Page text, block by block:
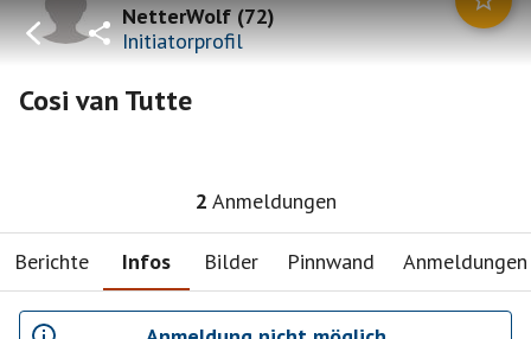
NetterWolf(72)
Initiatorprofil
Cosi van Tutte
2 Anmeldungen
Berichte Infos Bilder Pinnwand Anmeldungen